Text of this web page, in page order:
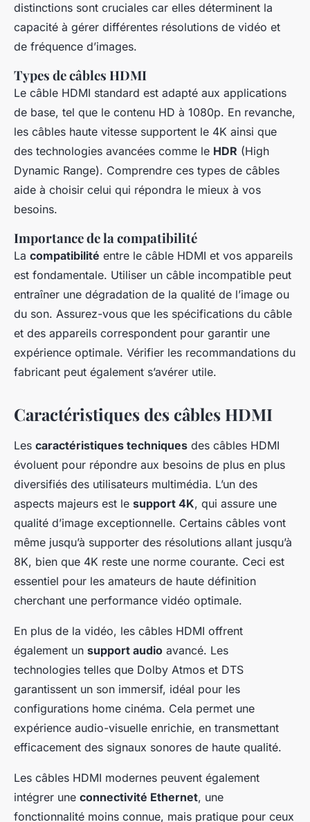
distinctions sont cruciales car elles déterminent la
capacité à gérer différentes résolutions de vidéo et
de fréquence d’images.
Types de câbles HDMI
Le câble HDMI standard est adapté aux applications
de base, tel que le contenu HD à 1080p. En revanche,
les câbles haute vitesse supportent le 4K ainsi que
des technologies avancées comme le HDR (High
Dynamic Range). Comprendre ces types de câbles
aide à choisir celui qui répondra le mieux à vos
besoins.
Importance de la compatibilité
La compatibilité entre le câble HDMI et vos appareils
est fondamentale. Utiliser un câble incompatible peut
entraîner une dégradation de la qualité de l’image ou
du son. Assurez-vous que les spécifications du câble
et des appareils correspondent pour garantir une
expérience optimale. Vérifier les recommandations du
fabricant peut également s’avérer utile.
Caractéristiques des câbles HDMI
Les caractéristiques techniques des câbles HDMI
évoluent pour répondre aux besoins de plus en plus
diversifiés des utilisateurs multimédia. L’un des
aspects majeurs est le support 4K, qui assure une
qualité d’image exceptionnelle. Certains câbles vont
même jusqu’à supporter des résolutions allant jusqu’à
8K, bien que 4K reste une norme courante. Ceci est
essentiel pour les amateurs de haute définition
cherchant une performance vidéo optimale.
En plus de la vidéo, les câbles HDMI offrent
également un support audio avancé. Les
technologies telles que Dolby Atmos et DTS
garantissent un son immersif, idéal pour les
configurations home cinéma. Cela permet une
expérience audio-visuelle enrichie, en transmettant
efficacement des signaux sonores de haute qualité.
Les câbles HDMI modernes peuvent également
intégrer une connectivité Ethernet, une
fonctionnalité moins connue, mais pratique pour ceux